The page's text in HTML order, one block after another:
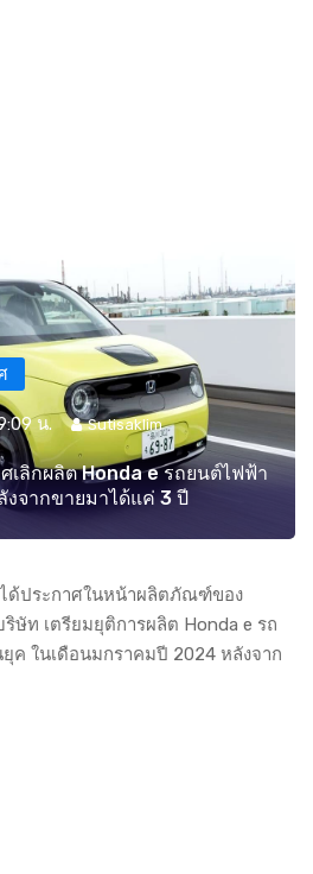
น. Sutisaklim
เลิกผลิต Honda e รถยนต์ไฟฟ้า
จากขายมาได้แค่ 3 ปี
ด้ประกาศในหน้าผลิตภัณฑ์ของ
ษัท เตรียมยุติการผลิต Honda e รถ
ในเดือนมกราคมปี 2024 หลังจาก